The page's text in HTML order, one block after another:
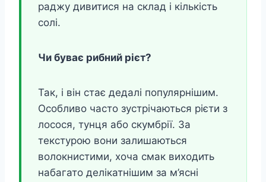
раджу дивитися на склад і кількість
солі.
Чи буває рибний рієт?
Так, і він стає дедалі популярнішим.
Особливо часто зустрічаються рієти з
лосося, тунця або скумбрії. За
текстурою вони залишаються
волокнистими, хоча смак виходить
набагато делікатнішим за м’ясні